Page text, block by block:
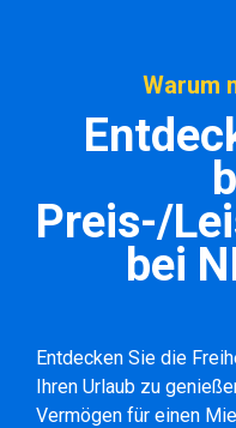
Warum
Preis-/
bei
Entdecken Sie die
Ihren Urlaub zu
Vermögen für einen